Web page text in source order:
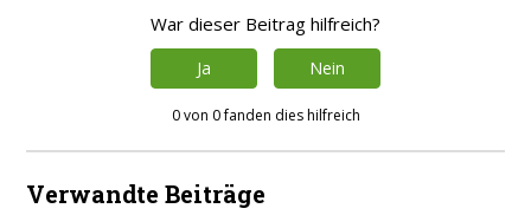
War dieser Beitrag hilfreich?
Ja Nein
0 von 0 fanden dies hilfreich
Verwandte Beiträge